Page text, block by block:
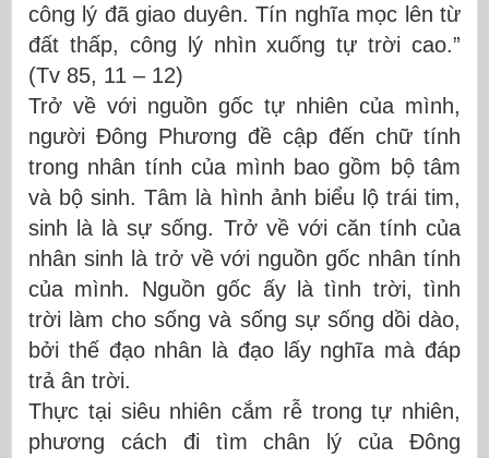
công lý đã giao duyên. Tín nghĩa mọc lên từ
đất thấp, công lý nhìn xuống tự trời cao.”
(Tv 85, 11 – 12)
Trở về với nguồn gốc tự nhiên của mình,
người Đông Phương đề cập đến chữ tính
trong nhân tính của mình bao gồm bộ tâm
và bộ sinh. Tâm là hình ảnh biểu lộ trái tim,
sinh là là sự sống. Trở về với căn tính của
nhân sinh là trở về với nguồn gốc nhân tính
của mình. Nguồn gốc ấy là tình trời, tình
trời làm cho sống và sống sự sống dồi dào,
bởi thế đạo nhân là đạo lấy nghĩa mà đáp
trả ân trời.
Thực tại siêu nhiên cắm rễ trong tự nhiên,
phương cách đi tìm chân lý của Đông